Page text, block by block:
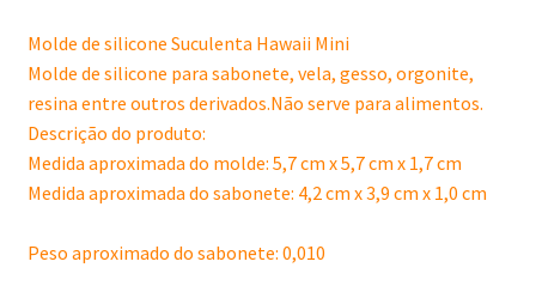
Molde de silicone Suculenta Hawaii Mini
Molde de silicone para sabonete, vela, gesso, orgonite,
resina entre outros derivados.Não serve para alimentos.
Descrição do produto:
Medida aproximada do molde: 5,7 cm x 5,7 cm x 1,7 cm
Medida aproximada do sabonete: 4,2 cm x 3,9 cm x 1,0 cm
Peso aproximado do sabonete: 0,010